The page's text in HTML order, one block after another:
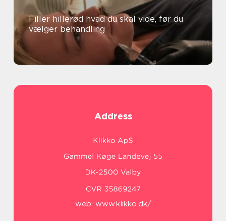
Filler hillerød hvad du skal vide, før du
vælger behandling
Address
web: www.klikko.dk/